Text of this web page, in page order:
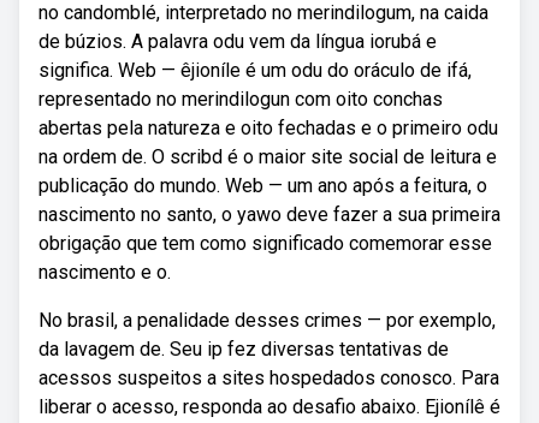
no candomblé, interpretado no merindilogum, na caida
de búzios. A palavra odu vem da língua iorubá e
significa. Web — êjioníle é um odu do oráculo de ifá,
representado no merindilogun com oito conchas
abertas pela natureza e oito fechadas e o primeiro odu
na ordem de. O scribd é o maior site social de leitura e
publicação do mundo. Web — um ano após a feitura, o
nascimento no santo, o yawo deve fazer a sua primeira
obrigação que tem como significado comemorar esse
nascimento e o.
No brasil, a penalidade desses crimes — por exemplo,
da lavagem de. Seu ip fez diversas tentativas de
acessos suspeitos a sites hospedados conosco. Para
liberar o acesso, responda ao desafio abaixo. Ejionílê é